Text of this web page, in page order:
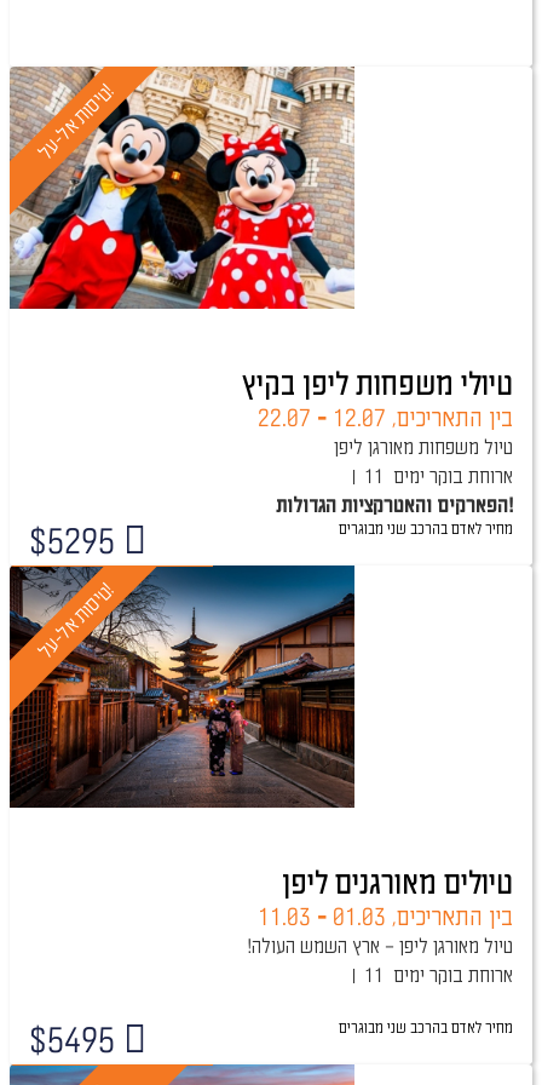
ט
י
ס
ו
ת
א
ל
-
ע
ל
!
טיולי משפחות ליפן בקיץ
בין התאריכים, -
22.07
טיול משפחות מאורגן ליפן
11 ימים ארוחת בוקר
הפארקים והאטרקציות הגדולות!
$5295 מחיר לאדם בהרכב שני מבוגרים
ט
י
ס
ו
ת
א
ל
-
ע
ל
!
טיולים מאורגנים ליפן
בין התאריכים, -
11.03
טיול מאורגן ליפן – ארץ השמש העולה!
11 ימים ארוחת בוקר
טיול מובטח
$5495 מחיר לאדם בהרכב שני מבוגרים
טיול מובטח